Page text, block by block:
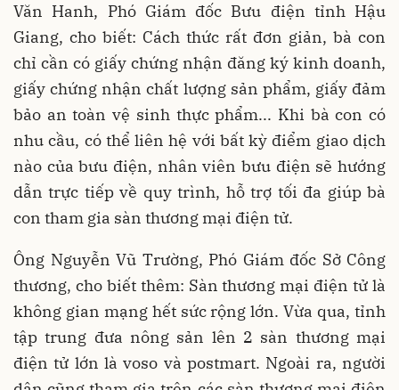
Văn Hanh, Phó Giám đốc Bưu điện tỉnh Hậu
Giang, cho biết: Cách thức rất đơn giản, bà con
chỉ cần có giấy chứng nhận đăng ký kinh doanh,
giấy chứng nhận chất lượng sản phẩm, giấy đảm
bảo an toàn vệ sinh thực phẩm... Khi bà con có
nhu cầu, có thể liên hệ với bất kỳ điểm giao dịch
nào của bưu điện, nhân viên bưu điện sẽ hướng
dẫn trực tiếp về quy trình, hỗ trợ tối đa giúp bà
con tham gia sàn thương mại điện tử.
Ông Nguyễn Vũ Trường, Phó Giám đốc Sở Công
thương, cho biết thêm: Sàn thương mại điện tử là
không gian mạng hết sức rộng lớn. Vừa qua, tỉnh
tập trung đưa nông sản lên 2 sàn thương mại
điện tử lớn là voso và postmart. Ngoài ra, người